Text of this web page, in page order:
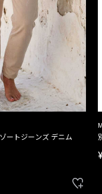
ートジーンズ デニム